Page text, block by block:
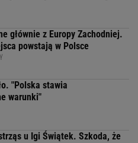
głównie z Europy Zachodniej.
powstają w Polsce
"Polska stawia
warunki"
u Igi Świątek. Szkoda, że